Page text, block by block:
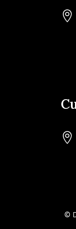


©